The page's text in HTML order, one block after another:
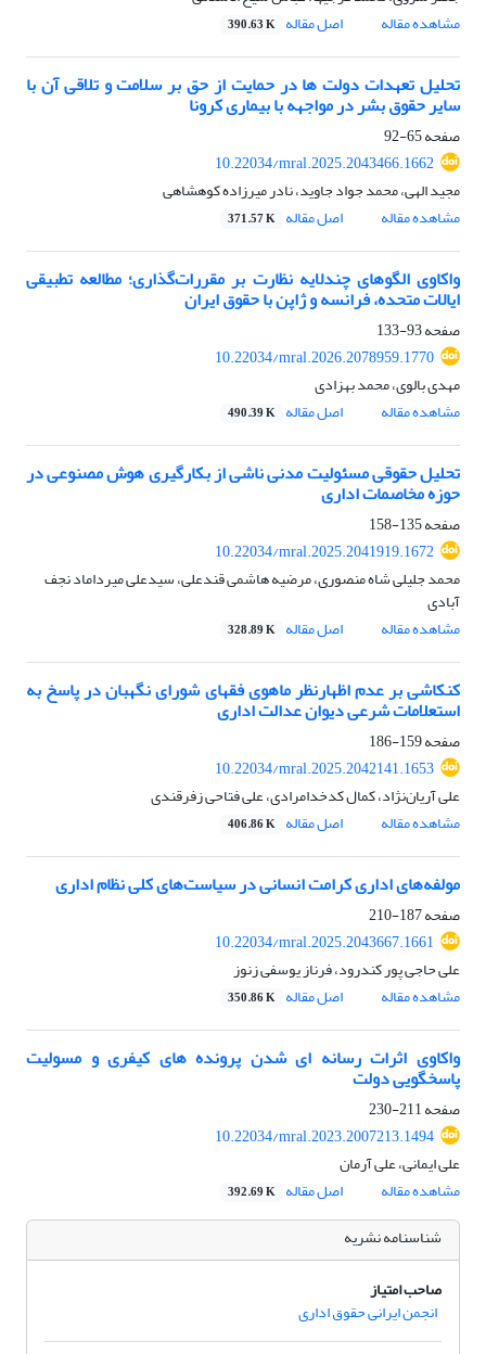
مشاهده مقاله
اصل مقاله 390.63 K
تحلیل تعهدات دولت ها در حمایت از حق بر سلامت و تلاقی آن با
سایر حقوق بشر در مواجهه با بیماری کرونا
صفحه65-92
10.22034/mral.2025.2043466.1662
مجید الهی، محمد جواد جاوید، نادر میرزاده کوهشاهی
مشاهده مقاله
اصل مقاله 371.57 K
واکاوی الگوهای چندلایه نظارت بر مقررات‌گذاری؛ مطالعه تطبیقی
ایالات متحده، فرانسه و ژاپن با حقوق ایران
صفحه93-133
10.22034/mral.2026.2078959.1770
مهدی بالوی، محمد بهزادی
مشاهده مقاله
اصل مقاله 490.39 K
تحلیل حقوقی مسئولیت مدنی ناشی از بکارگیری هوش مصنوعی در
حوزه مخاصمات اداری
صفحه135-158
10.22034/mral.2025.2041919.1672
محمد جلیلی شاه منصوری، مرضیه هاشمی قندعلی، سیدعلی میرداماد نجف
آبادی
مشاهده مقاله
اصل مقاله 328.89 K
کنکاشی بر عدم اظهارنظر ماهوی فقهای شورای نگهبان در پاسخ به
استعلامات شرعی دیوان عدالت اداری
صفحه159-186
10.22034/mral.2025.2042141.1653
علی آریان‌نژاد، کمال کدخدامرادی، علی فتاحی زفرقندی
مشاهده مقاله
اصل مقاله 406.86 K
مولفه‌های اداری کرامت انسانی در سیاست‌های کلی نظام اداری
صفحه187-210
10.22034/mral.2025.2043667.1661
علی حاجی پور کندرود، فرناز یوسفی زنوز
مشاهده مقاله
اصل مقاله 350.86 K
واکاوی اثرات رسانه ای شدن پرونده های کیفری و مسولیت
پاسخگویی دولت
صفحه211-230
10.22034/mral.2023.2007213.1494
علی ایمانی، علی آرمان
مشاهده مقاله
اصل مقاله 392.69 K
شناسنامه نشریه
صاحب امتیاز
انجمن ایرانی حقوق اداری